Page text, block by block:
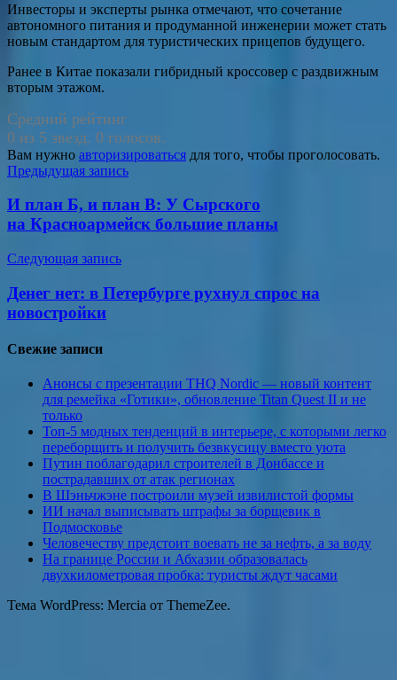
Инвесторы и эксперты рынка отмечают, что сочетание
автономного питания и продуманной инженерии может стать
новым стандартом для туристических прицепов будущего.
Ранее в Китае показали гибридный кроссовер с раздвижным
вторым этажом.
Средний рейтинг
0 из 5 звезд. 0 голосов.
Вам нужно авторизироваться для того, чтобы проголосовать.
Навигация
по
записям
Предыдущая запись
И план Б, и план В: У Сырского
на Красноармейск большие планы
Следующая запись
Денег нет: в Петербурге рухнул спрос на
новостройки
Свежие записи
Анонсы с презентации THQ Nordic — новый контент
для ремейка «Готики», обновление Titan Quest II и не
только
Топ-5 модных тенденций в интерьере, с которыми легко
переборщить и получить безвкусицу вместо уюта
Путин поблагодарил строителей в Донбассе и
пострадавших от атак регионах
В Шэньчжэне построили музей извилистой формы
ИИ начал выписывать штрафы за борщевик в
Подмосковье
Человечеству предстоит воевать не за нефть, а за воду
На границе России и Абхазии образовалась
двухкилометровая пробка: туристы ждут часами
Тема WordPress: Mercia от ThemeZee.